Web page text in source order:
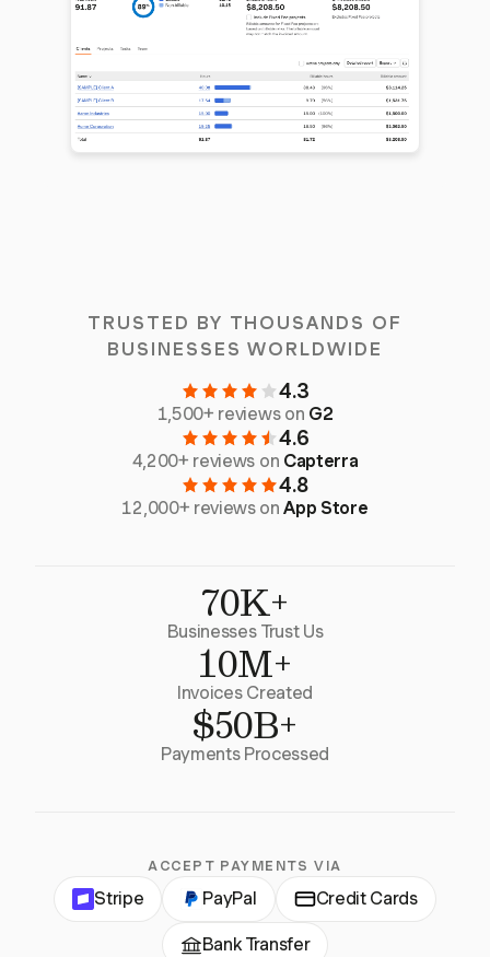
TRUSTED BY THOUSANDS OF
BUSINESSES WORLDWIDE
4.3
1,500+ reviews on G2
4.6
4,200+ reviews on Capterra
4.8
12,000+ reviews onApp Store
70K+
Businesses Trust Us
10M+
Invoices Created
$50B+
Payments Processed
ACCEPT PAYMENTS VIA
Stripe PayPal Credit Cards
Bank Transfer